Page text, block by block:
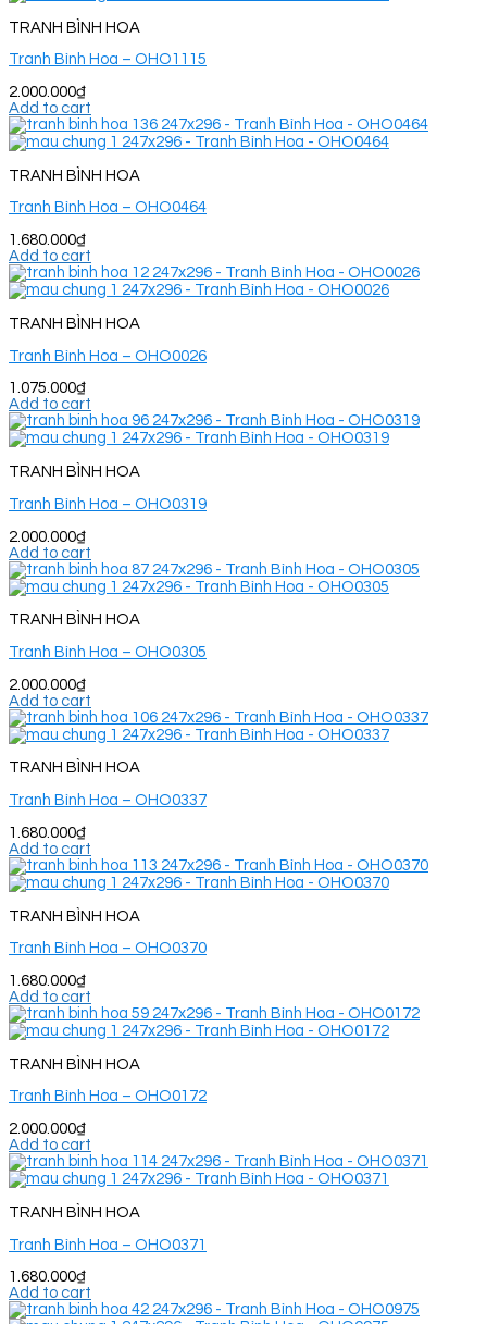
TRANH BÌNH HOA
Tranh Bình Hoa – OHO1115
2.000.000₫
Add to cart
TRANH BÌNH HOA
Tranh Bình Hoa – OHO0464
1.680.000₫
Add to cart
TRANH BÌNH HOA
Tranh Bình Hoa – OHO0026
1.075.000₫
Add to cart
TRANH BÌNH HOA
Tranh Bình Hoa – OHO0319
2.000.000₫
Add to cart
TRANH BÌNH HOA
Tranh Bình Hoa – OHO0305
2.000.000₫
Add to cart
TRANH BÌNH HOA
Tranh Bình Hoa – OHO0337
1.680.000₫
Add to cart
TRANH BÌNH HOA
Tranh Bình Hoa – OHO0370
1.680.000₫
Add to cart
TRANH BÌNH HOA
Tranh Bình Hoa – OHO0172
2.000.000₫
Add to cart
TRANH BÌNH HOA
Tranh Bình Hoa – OHO0371
1.680.000₫
Add to cart